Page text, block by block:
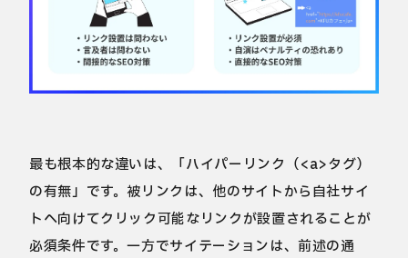
最も根本的な違いは、「ハイパーリンク（<a>タグ）
の有無」です。被リンクは、他のサイトから自社サイ
トへ向けてクリック可能なリンクが設置されることが
必須条件です。一方でサイテーションは、前述の通